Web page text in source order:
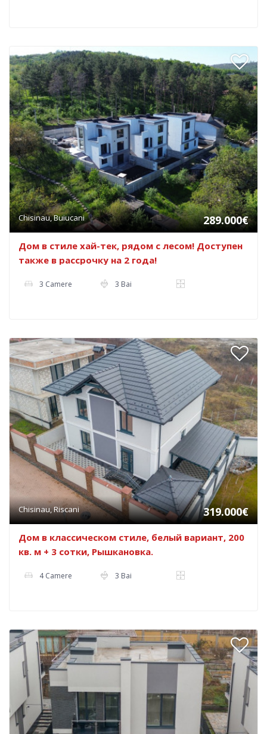
Chisinau, Buiucani 289.000€
Дом в стиле хай-тек, рядом с лесом! Доступен
также в рассрочку на 2 года!
3 Camere 3 Bai
Chisinau, Riscani 319.000€
Дом в классическом стиле, белый вариант, 200
кв. м + 3 сотки, Рышкановка.
4 Camere 3 Bai